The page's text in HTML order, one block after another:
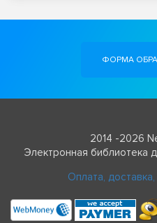
ФОРМА
2014 -2026
Электронная библиотека
Оплата,